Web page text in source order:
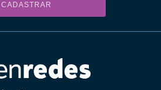
CADASTRAR